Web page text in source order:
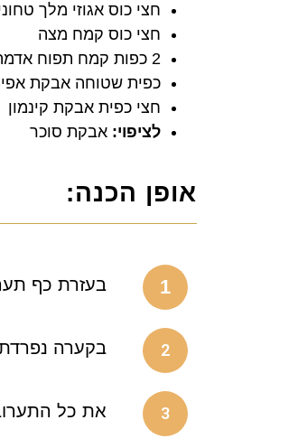
חצי כוס אגוזי מלך
חצי כוס קמח מצה
2 כפות קמח תפוח אדמה
כפית שטוחה אבקת
חצי כפית אבקת קינמון
לציפוי: אבקת סוכר
אופן הכנה:
1 בעזרת כף
2 בקערה
3 את כל